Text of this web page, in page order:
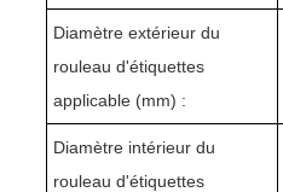
Diamètre extérieur du
rouleau d'étiquettes
applicable (mm) :
Diamètre intérieur du
rouleau d'étiquettes